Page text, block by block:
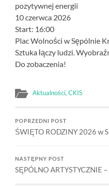
pozytywnej energii
10 czerwca 2026
Start: 16:00
Plac Wolności w Sępólnie
Sztuka łączy ludzi.
Do zobaczenia!
Aktualności,CKIS
POPRZEDNI POST
ŚWIĘTO RODZINY 2026 w
NASTĘPNY POST
SĘPÓLNO ARTYSTYCZNIE